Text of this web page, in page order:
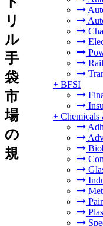
+ BFSI
+ Chemicals
リ
ル
手
袋
市
場
の
規